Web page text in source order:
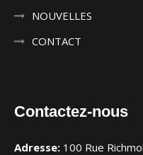
NOUVELLES
CONTACT
Contactez-nous
Adresse: 100 Rue